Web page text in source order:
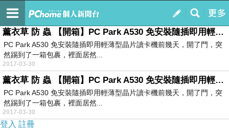
我的
訂閱
林裕宸的部落格
薰衣草 防 蟲 【開箱】PC Park A530 免安裝隨插即用輕薄型晶片讀卡機@E@@E@
PC Park A530 免安裝隨插即用輕薄型晶片讀卡機前幾天，開了門，突
然踢到了一箱包裹，裡面居然...
2017-03-30
薰衣草 防 蟲 【開箱】PC Park A530 免安裝隨插即用輕薄型晶片讀卡機
PC Park A530 免安裝隨插即用輕薄型晶片讀卡機前幾天，開了門，突
然踢到了一箱包裹，裡面居然...
2017-03-30
登入 註冊